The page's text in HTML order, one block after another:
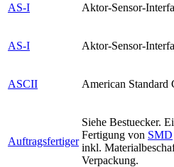
AS-I Aktor-Sensor-
AS-I Aktor-Sensor-
ASCII American Standard
Auftragsfertiger
Siehe Bestuecker.
Fertigung von SMD
inkl.
Verpackung.